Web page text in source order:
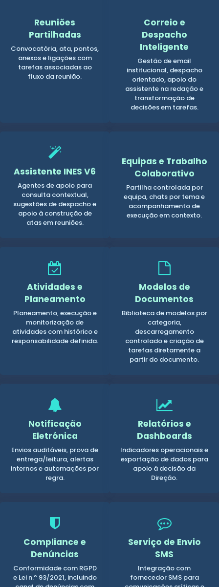
Reuniões
Partilhadas
Convocatória, ata, pontos,
anexos e ligações com
tarefas associadas ao
fluxo da reunião.
Correio e
Despacho
Inteligente
Gestão de email
institucional, despacho
orientado, apoio do
assistente na redação e
transformação de
decisões em tarefas.
Assistente INES V6
Agentes de apoio para
consulta contextual,
sugestões de despacho e
apoio à construção de
atas em reuniões.
Equipas e Trabalho
Colaborativo
Partilha controlada por
equipa, chats por tema e
acompanhamento de
execução em contexto.
Atividades e
Planeamento
Planeamento, execução e
monitorização de
atividades com histórico e
responsabilidade definida.
Modelos de
Documentos
Biblioteca de modelos por
categoria,
descarregamento
controlado e criação de
tarefas diretamente a
partir do documento.
Notificação
Eletrónica
Envios auditáveis, prova de
entrega/leitura, alertas
internos e automações por
regra.
Relatórios e
Dashboards
Indicadores operacionais e
exportação de dados para
apoio à decisão da
Direção.
Compliance e
Denúncias
Conformidade com RGPD
e Lei n.º 93/2021, incluindo
Serviço de Envio
SMS
Integração com
fornecedor SMS para